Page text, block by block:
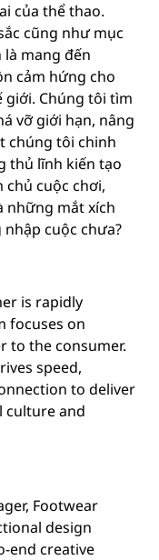
của thể thao.
cũng như mục
mang đến
cảm hứng cho
Chúng tôi tìm
vỡ giới hạn, nâng
chúng tôi chinh
thủ lĩnh kiến tạo
cuộc chơi,
những mắt xích
cuộc chưa?
is rapidly
focuses on
to the consumer.
speed,
to deliver
culture and
Footwear
design
end creative